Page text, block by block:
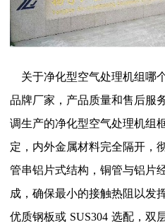
关于净化型空气处理机组哪
品牌厂家，产品质量和售后服
调生产的净化型空气处理机组
定，内外金属材料完全隔开，
管串铝片式结构，铜管与铝片
成，确保最小的接触热阻以发
优质钢板或 SUS304 选配，双